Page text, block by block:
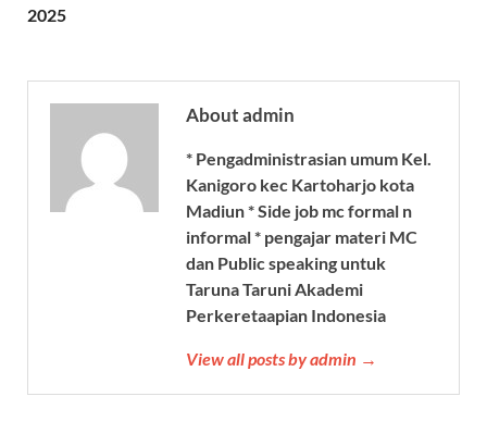
2025
About admin
* Pengadministrasian umum Kel.
Kanigoro kec Kartoharjo kota
Madiun * Side job mc formal n
informal * pengajar materi MC
dan Public speaking untuk
Taruna Taruni Akademi
Perkeretaapian Indonesia
View all posts by admin →